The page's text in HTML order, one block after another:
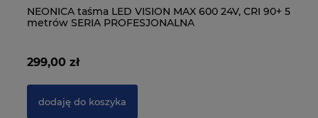
NEONICA taśma LED VISION MAX 600 24V, CRI 90+ 5
metrów SERIA PROFESJONALNA
299,00 zł
dodaję do koszyka